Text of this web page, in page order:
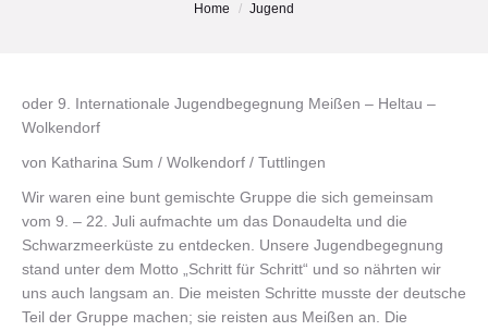
Home Jugend
oder 9. Internationale Jugendbegegnung Meißen – Heltau –
Wolkendorf
von Katharina Sum / Wolkendorf / Tuttlingen
Wir waren eine bunt gemischte Gruppe die sich gemeinsam
vom 9. – 22. Juli aufmachte um das Donaudelta und die
Schwarzmeerküste zu entdecken. Unsere Jugendbegegnung
stand unter dem Motto „Schritt für Schritt“ und so nährten wir
uns auch langsam an. Die meisten Schritte musste der deutsche
Teil der Gruppe machen; sie reisten aus Meißen an. Die